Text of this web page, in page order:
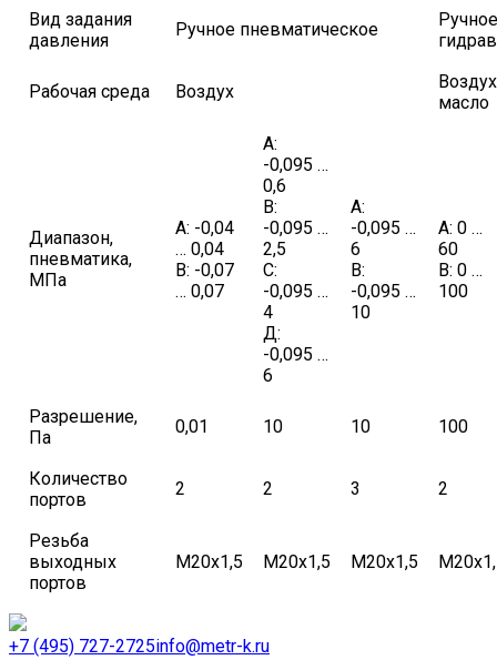
Вид задания
давления
Ручное пневматическое
Рабочая среда Воздух
масло
Диапазон,
пневматика,
МПа
А: -0,04
… 0,04
В: -0,07
… 0,07
А:
-0,095 …
0,6
В:
-0,095 …
2,5
С:
-0,095 …
4
Д:
-0,095 …
6
А:
-0,095 …
6
В:
-0,095 …
10
А: 0 …
60
В: 0 …
100
Разрешение,
Па
0,01 10 10 100
Количество
портов
2 2 3 2
Резьба
выходных
портов
М20х1,5 М20х1,5 М20х1,5
+7 (495) 727-2725info@metr-k.ru